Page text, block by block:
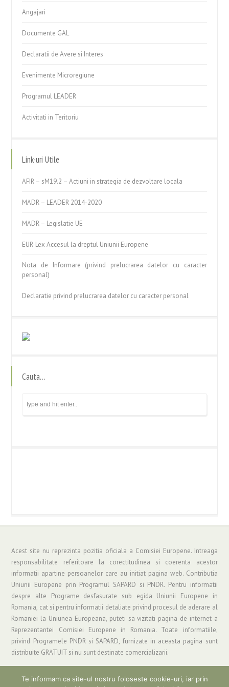
Angajari
Documente GAL
Declaratii de Avere si Interes
Evenimente Microregiune
Programul LEADER
Activitati in Teritoriu
Link-uri Utile
AFIR – sM19.2 – Actiuni in strategia de dezvoltare locala
MADR – LEADER 2014-2020
MADR – Legislatie UE
EUR-Lex Accesul la dreptul Uniunii Europene
Nota de Informare (privind prelucrarea datelor cu caracter
personal)
Declaratie privind prelucrarea datelor cu caracter personal
Cauta…
Acest site nu reprezinta pozitia oficiala a Comisiei Europene. Intreaga
responsabilitate referitoare la corectitudinea si coerenta acestor
informatii apartine persoanelor care au initiat pagina web. Contributia
Uniunii Europene prin Programul SAPARD si PNDR. Pentru informatii
despre alte Programe desfasurate sub egida Uniunii Europene in
Romania, cat si pentru informatii detaliate privind procesul de aderare al
Romaniei la Uniunea Europeana, puteti sa vizitati pagina de internet a
Reprezentantei Comisiei Europene in Romania. Toate informatiile,
privind Programele PNDR si SAPARD, furnizate in aceasta pagina sunt
distribuite GRATUIT si nu sunt destinate comercializarii.
Te informam ca site-ul nostru foloseste cookie-uri, iar prin